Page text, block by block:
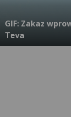
GIF: Zakaz
Teva